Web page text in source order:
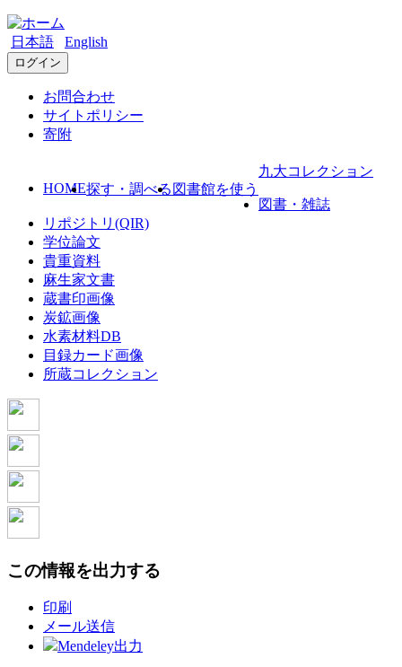
日本語 English
ログイン
お問合わせ
サイトポリシー
寄附
HOME探す・調べる 図書館を使う
九大コレクション
図書・雑誌
リポジトリ(QIR)
学位論文
貴重資料
麻生家文書
蔵書印画像
炭鉱画像
水素材料DB
目録カード画像
所蔵コレクション
この情報を出力する
印刷
メール送信
Mendeley出力